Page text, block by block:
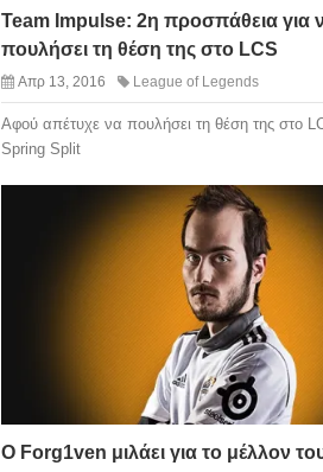
Team Impulse: 2η προσπάθεια για
πουλήσει τη θέση της στο LCS
Απρ 13, 2016 League of Legends
Αφού απέτυχε να πουλήσει τη θέση της στο
Spring Split
Ο Forg1ven μιλάει για το μέλλον